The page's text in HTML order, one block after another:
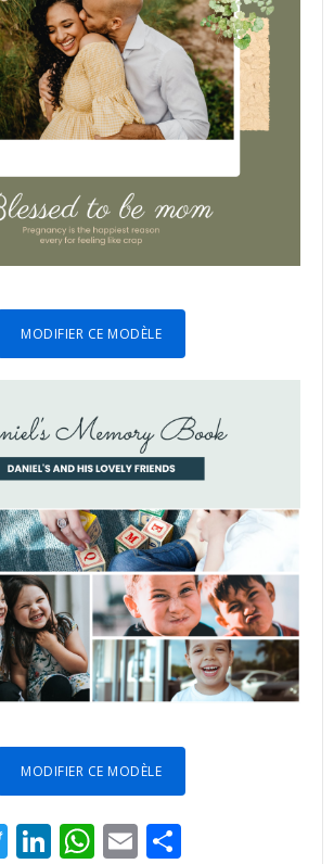
MODIFIER CE MODÈLE
MODIFIER CE MODÈLE
Twitter
LinkedIn
WhatsApp
Email